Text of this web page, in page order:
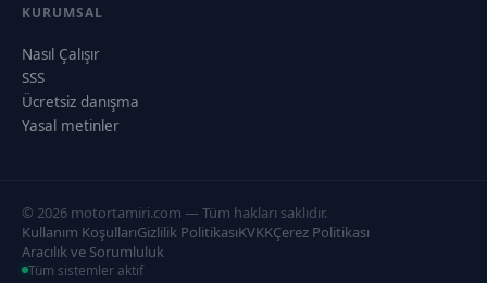
KURUMSAL
Nasıl Çalışır
SSS
Ücretsiz danışma
Yasal metinler
© 2026 motortamiri.com — Tüm hakları saklıdır.
Kullanım KoşullarıGizlilik PolitikasıKVKKÇerez Politikası
Aracılık ve Sorumluluk
Tüm sistemler aktif